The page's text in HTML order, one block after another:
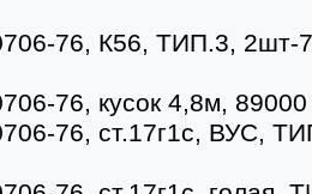
76, К56, ТИП.3, 2шт-
76, кусок 4,8м,
76, ст.17г1с, ВУС,